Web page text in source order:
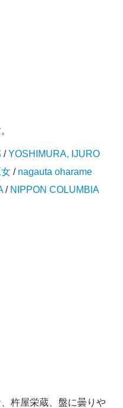
/YOSHIMURA, IJURO
/ nagauta oharame
/ NIPPON COLUMBIA
杵屋栄蔵、盤に曇りや